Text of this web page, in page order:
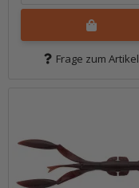
Frage zum Artikel